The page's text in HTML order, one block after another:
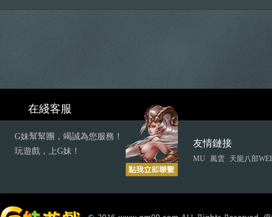
在綫客服
G妹幫幫團，竭誠為您服務！
玩遊戲，上G妹！
友情鏈接
MU 風雲 天龍八部